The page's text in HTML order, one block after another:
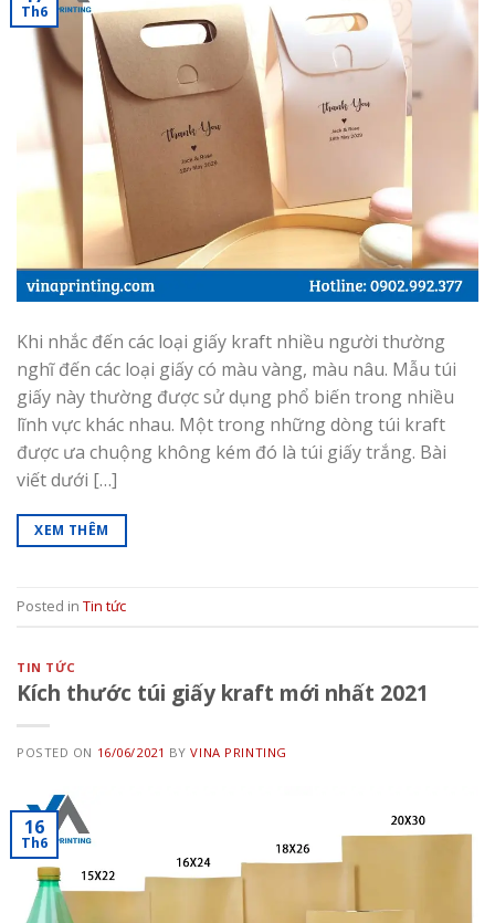
Th6
Khi nhắc đến các loại giấy kraft nhiều người thường
nghĩ đến các loại giấy có màu vàng, màu nâu. Mẫu túi
giấy này thường được sử dụng phổ biến trong nhiều
lĩnh vực khác nhau. Một trong những dòng túi kraft
được ưa chuộng không kém đó là túi giấy trắng. Bài
viết dưới […]
XEM THÊM
Posted in Tin tức
TIN TỨC
Kích thước túi giấy kraft mới nhất 2021
POSTED ON 16/06/2021 BYVINA PRINTING
16
Th6